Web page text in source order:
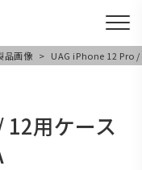
品画像 UAG iPhone 12 Pro /
12用ケース